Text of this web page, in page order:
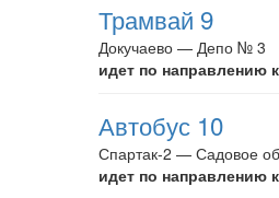
Трамвай 9
Докучаево — Депо № 3
идет по направлению
Автобус 10
Спартак-2 — Садовое
идет по направлению